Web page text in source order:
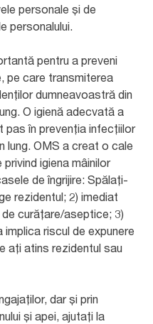
personale și de
personalului.
pentru a preveni
pe care transmiterea
dumneavoastră din
O igienă adecvată a
pas în prevenția infecțiilor
lung. OMS a creat o cale
igiena mâinilor
de îngrijire: Spălați-
rezidentul; 2) imediat
curățare/aseptice; 3)
riscul de expunere
ați atins rezidentul sau
dar și prin
și apei, ajutați la